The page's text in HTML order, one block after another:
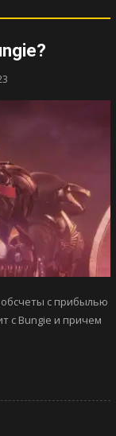
с прибылью
с Bungie и причем